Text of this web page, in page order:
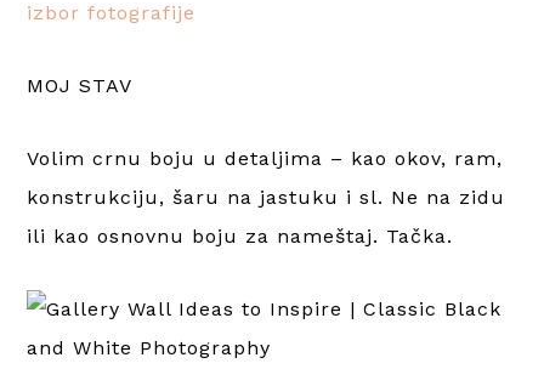
izbor fotografije
MOJ STAV
Volim crnu boju u detaljima – kao okov, ram,
konstrukciju, šaru na jastuku i sl. Ne na zidu
ili kao osnovnu boju za nameštaj. Tačka.